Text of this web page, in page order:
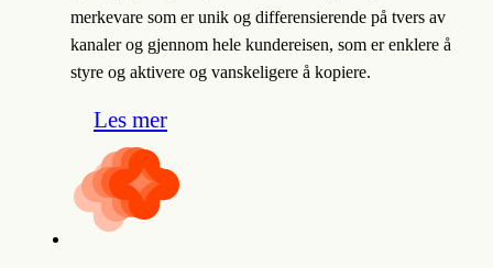
merkevare som er unik og differensierende på tvers av
kanaler og gjennom hele kundereisen, som er enklere å
styre og aktivere og vanskeligere å kopiere.
Les mer